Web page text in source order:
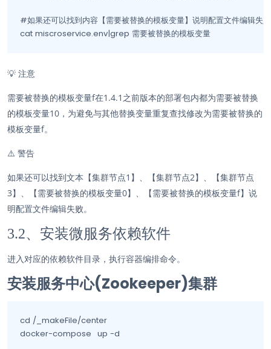
#如果还可以找到内容【需要被替换的模板变量】说明配置文件编辑失败
cat miscroservice.env|grep 需要被替换的模板变量
💡 注意
需要被替换的模板变量f在1.4.1之前版本的部署包内都为需要被替换
的模板变量10，为避免与其他替换变量重复查找修改为需要被替换的
模板变量f。
⚠️ 警告
如果还可以找到文本【集群节点1】、【集群节点2】、【集群节点
3】、【需要被替换的模板变量0】、【需要被替换的模板变量f】说
明配置文件编辑失败。
3.2、安装微服务依赖软件
进入对应的依赖软件目录，执行容器编排命令。
安装服务中心(Zookeeper)集群
cd /_makeFile/center
docker-compose	up -d